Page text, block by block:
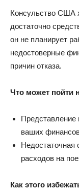
Консульство США
достаточно
он не планирует
недостоверные
причин отказа.
Что может пойти
ваших
Недостаточная
расходов на
Как этого